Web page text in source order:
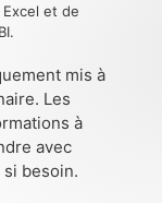
et de
mis à
Les
à
avec
besoin.